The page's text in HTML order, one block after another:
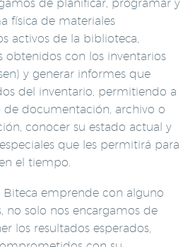
de planificar, programar y
física de materiales
activos de la biblioteca,
obtenidos con los inventarios
y generar informes que
del inventario, permitiendo a
de documentación, archivo o
conocer su estado actual y
que les permitirá para
el tiempo.
emprende con alguno
no solo nos encargamos de
los resultados esperados,